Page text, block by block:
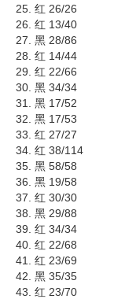
25. 红 26/26
26. 红 13/40
27. 黑 28/86
28. 红 14/44
29. 红 22/66
30. 黑 34/34
31. 黑 17/52
32. 黑 17/53
33. 红 27/27
34. 红 38/114
35. 黑 58/58
36. 黑 19/58
37. 红 30/30
38. 黑 29/88
39. 红 34/34
40. 红 22/68
41. 红 23/69
42. 黑 35/35
43. 红 23/70